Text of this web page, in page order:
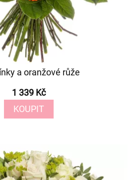
a oranžové růže
1 339 Kč
KOUPIT